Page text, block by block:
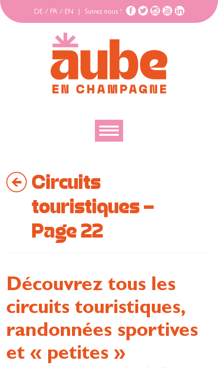
DE / FR / EN Suivez nous !
Explorer
Bouger
Se loger
Se restaurer
Circuits
touristiques -
Page 22
Découvrez tous les
circuits touristiques,
randonnées sportives
et « petites »